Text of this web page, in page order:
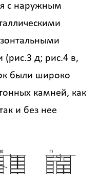
с наружным
д; рис.4 в,
были широко
камней, как
и без нее